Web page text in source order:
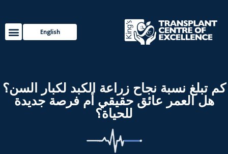
English
كم تبلغ نسبة نجاح زراعة الكبد لكبار السن؟
هل العمر عائق حقيقي أم فرصة جديدة
للحياة؟